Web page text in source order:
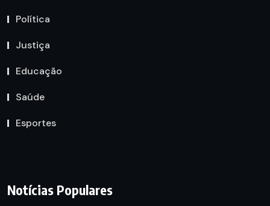
Política
Justiça
Educação
Saúde
Esportes
Notícias Populares